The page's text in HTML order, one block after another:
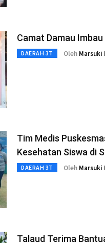
Camat Damau
DAERAH 3T Oleh Marsuki
Tim Medis
Kesehatan Siswa di
DAERAH 3T Oleh Marsuki
Talaud Terima